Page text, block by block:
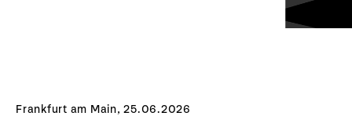
Frankfurt am Main, 25.06.2026